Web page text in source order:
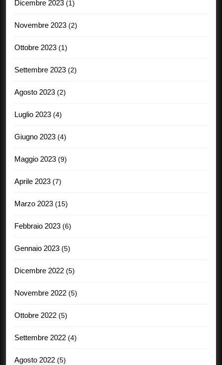
Dicembre 2023 (1)
Novembre 2023 (2)
Ottobre 2023 (1)
Settembre 2023 (2)
Agosto 2023 (2)
Luglio 2023 (4)
Giugno 2023 (4)
Maggio 2023 (9)
Aprile 2023 (7)
Marzo 2023 (15)
Febbraio 2023 (6)
Gennaio 2023 (5)
Dicembre 2022 (5)
Novembre 2022 (5)
Ottobre 2022 (5)
Settembre 2022 (4)
Agosto 2022 (5)